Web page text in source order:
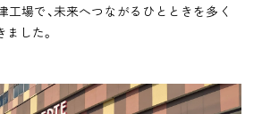
工場で、未来へつながるひとときを多く
した。